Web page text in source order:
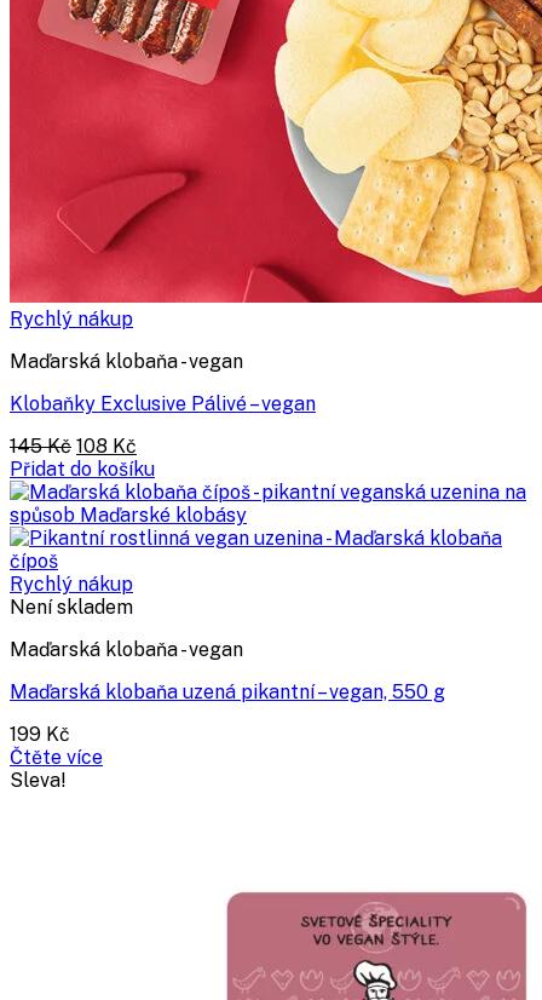
Rychlý nákup
Maďarská klobaňa - vegan
Klobaňky Exclusive Pálivé – vegan
145Kč Původní
cena
byla:
145 Kč.
108 Kč
cena
je:
108 Kč.
Přidat do košíku
Rychlý nákup
Není skladem
Maďarská klobaňa - vegan
Maďarská klobaňa uzená pikantní – vegan, 550 g
199 Kč
Čtěte více
Sleva!